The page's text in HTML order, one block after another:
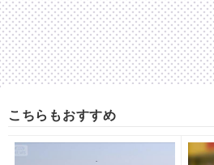
こちらもおすすめ